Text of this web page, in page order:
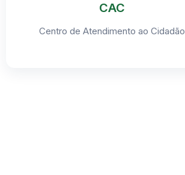
CAC
Centro de Atendimento ao Cidadão